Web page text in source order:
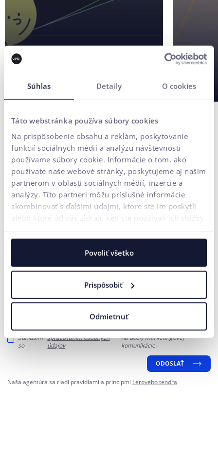
Súhlas Detaily O cookies
Táto webstránka používa súbory cookies
Na prispôsobenie obsahu a reklám, poskytovanie
funkcií sociálnych médií a analýzu návštevnosti
používame súbory cookie. Informácie o tom, ako
používate naše webové stránky, poskytujeme aj našim
partnerom v oblasti sociálnych médií, inzercie a
analýzy. Títo partneri môžu príslušné informácie
skombinovať s ďalšími údajmi, ktoré ste im poskytli
alebo ktoré od vás získali, keď ste používali ich služby.
Povoliť všetko
Prispôsobiť
Odmietnuť
Kontaktujte nás
Potrebujete poradiť?
Súhlasím
so
spracovaním osobných
údajov
na účely marketingovej
komunikácie.
ODOSLAŤ
Naša agentúra sa riadi pravidlami a princípmi Férového tendra.